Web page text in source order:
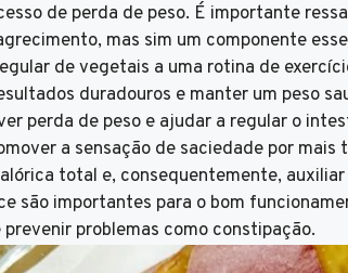
de perda de peso. É importante
mas sim um componente
de vegetais a uma rotina de
duradouros e manter um peso
perda de peso e ajudar a regular o
a sensação de saciedade por
total e, consequentemente,
são importantes para o bom
problemas como constipação.